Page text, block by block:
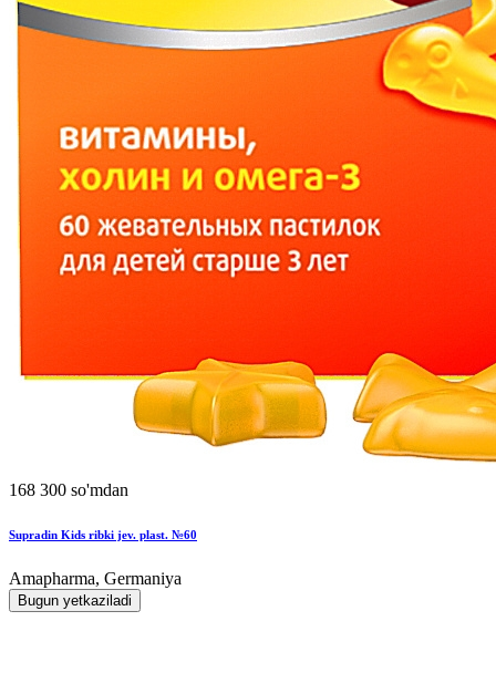
168 300 so'mdan
Supradin Kids ribki jev. plast. №60
Amapharma, Germaniya
Bugun yetkaziladi